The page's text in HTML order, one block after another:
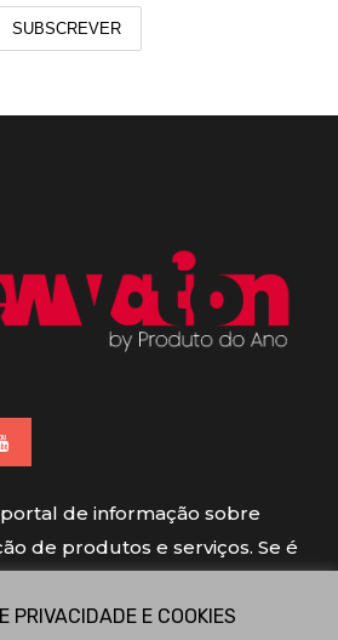
SUBSCREVER
de informação sobre
de produtos e serviços. Se é
PRIVACIDADE E COOKIES